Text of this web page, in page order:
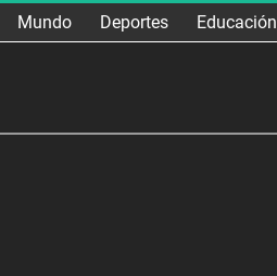
Mundo Deportes Educación